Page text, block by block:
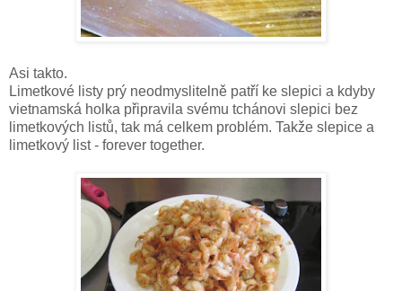
Asi takto.
Limetkové listy prý neodmyslitelně patří ke slepici a kdyby
vietnamská holka připravila svému tchánovi slepici bez
limetkových listů, tak má celkem problém. Takže slepice a
limetkový list - forever together.